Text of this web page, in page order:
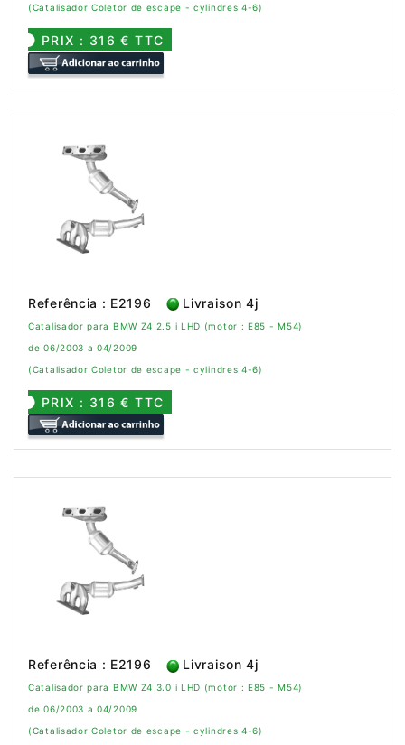
(Catalisador Coletor de escape - cylindres 4-6)
PRIX : 316 € TTC
Referência : E2196 Livraison 4j
Catalisador para BMW Z4 2.5 i LHD (motor : E85 - M54)
de 06/2003 a 04/2009
(Catalisador Coletor de escape - cylindres 4-6)
PRIX : 316 € TTC
Referência : E2196 Livraison 4j
Catalisador para BMW Z4 3.0 i LHD (motor : E85 - M54)
de 06/2003 a 04/2009
(Catalisador Coletor de escape - cylindres 4-6)